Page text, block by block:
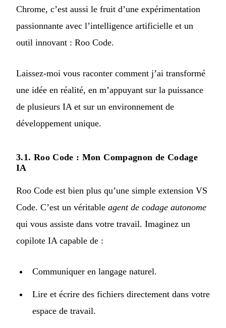
Chrome, c’est aussi le fruit d’une expérimentation
passionnante avec l’intelligence artificielle et un
outil innovant : Roo Code.
Laissez-moi vous raconter comment j’ai transformé
une idée en réalité, en m’appuyant sur la puissance
de plusieurs IA et sur un environnement de
développement unique.
3.1. Roo Code : Mon Compagnon de Codage
IA
Roo Code est bien plus qu’une simple extension VS
Code. C’est un véritable agent de codage autonome
qui vous assiste dans votre travail. Imaginez un
copilote IA capable de :
Communiquer en langage naturel.
Lire et écrire des fichiers directement dans votre
espace de travail.